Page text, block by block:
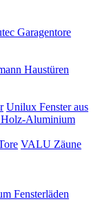
Garagentore
Haustüren
Unilux Fenster aus
Holz-Aluminium
VALU Zäune
Fensterläden